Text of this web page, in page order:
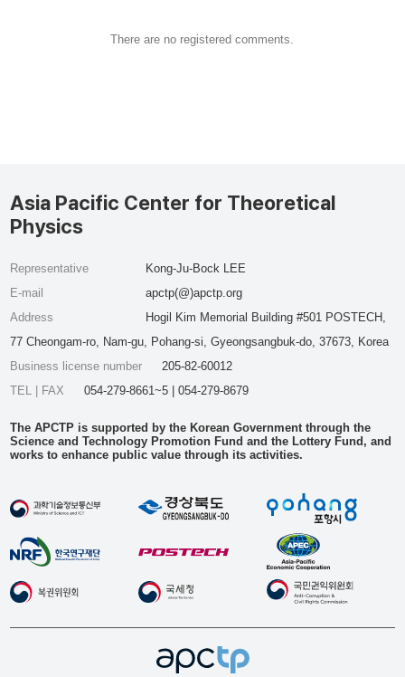
There are no registered comments.
Asia Pacific Center for Theoretical
Physics
Representative
Kong-Ju-Bock LEE
E-mail
apctp(@)apctp.org
Address
Hogil Kim Memorial Building #501 POSTECH,
77 Cheongam-ro, Nam-gu, Pohang-si, Gyeongsangbuk-do, 37673, Korea
Business license number
205-82-60012
TEL | FAX
054-279-8661~5 | 054-279-8679
The APCTP is supported by the Korean Government through the
Science and Technology Promotion Fund and the Lottery Fund, and
works to enhance public value through its activities.